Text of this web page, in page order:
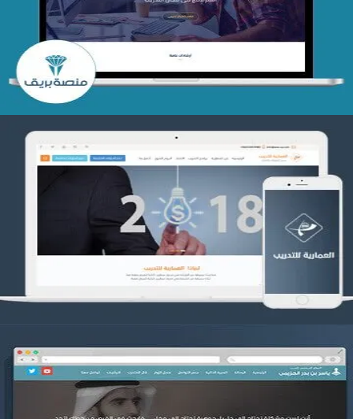
التفاصيل
تصميم العمارية للتدريب
التفاصيل
موقع ياسر بن بدر الحزيمي